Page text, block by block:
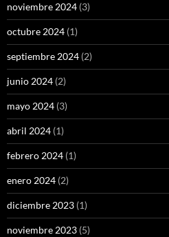
noviembre 2024 (3)
octubre 2024 (1)
septiembre 2024 (2)
junio 2024 (2)
mayo 2024 (3)
abril 2024 (1)
febrero 2024 (1)
enero 2024 (2)
diciembre 2023 (1)
noviembre 2023 (5)